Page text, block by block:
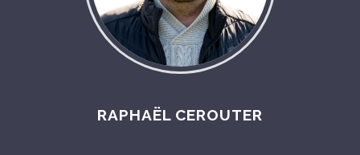
RAPHAËL CEROUTER